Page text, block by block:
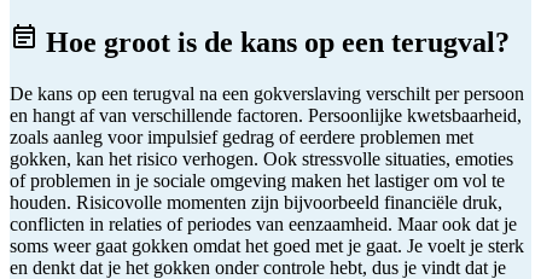
Hoe groot is de kans op een terugval?
De kans op een terugval na een gokverslaving verschilt per persoon
en hangt af van verschillende factoren. Persoonlijke kwetsbaarheid,
zoals aanleg voor impulsief gedrag of eerdere problemen met
gokken, kan het risico verhogen. Ook stressvolle situaties, emoties
of problemen in je sociale omgeving maken het lastiger om vol te
houden. Risicovolle momenten zijn bijvoorbeeld financiële druk,
conflicten in relaties of periodes van eenzaamheid. Maar ook dat je
soms weer gaat gokken omdat het goed met je gaat. Je voelt je sterk
en denkt dat je het gokken onder controle hebt, dus je vindt dat je